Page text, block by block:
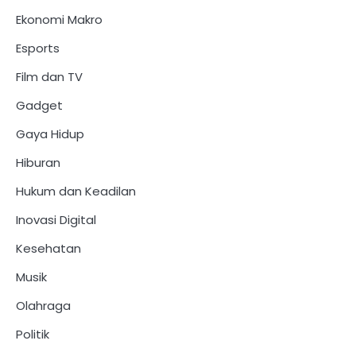
Ekonomi Makro
Esports
Film dan TV
Gadget
Gaya Hidup
Hiburan
Hukum dan Keadilan
Inovasi Digital
Kesehatan
Musik
Olahraga
Politik